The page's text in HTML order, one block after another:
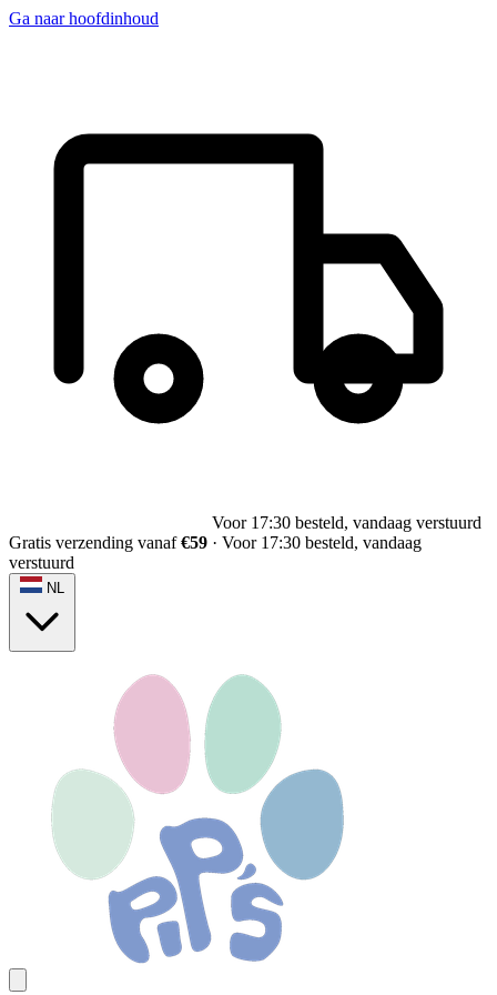
Ga naar hoofdinhoud
Voor 17:30 besteld, vandaag verstuurd
Gratis verzending vanaf€59 · Voor 17:30 besteld, vandaag
verstuurd
NL